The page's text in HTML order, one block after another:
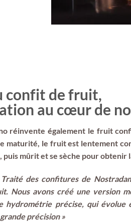
confit de fruit,
au cœur de
réinvente également le fruit
maturité, le fruit est lentement
mûrit et se sèche pour obtenir
des confitures de
Nous avons créé une version
hydrométrie précise, qui évolue
précision »